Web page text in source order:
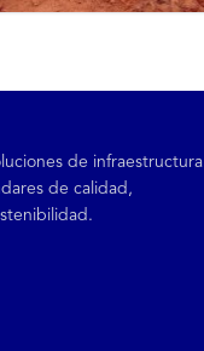
de infraestructura
de calidad,